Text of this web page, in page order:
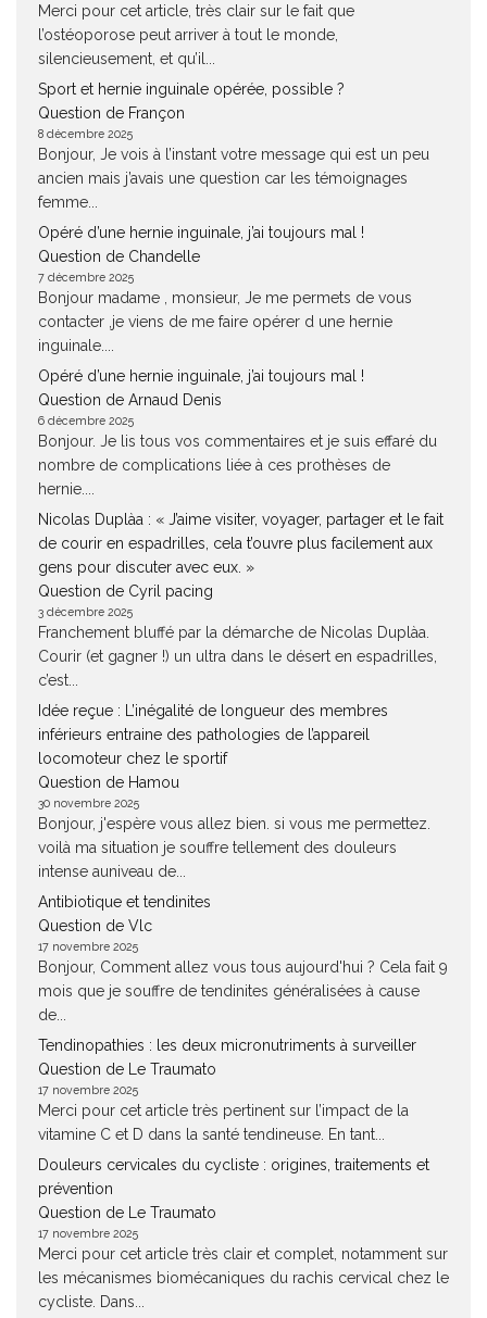
Merci pour cet article, très clair sur le fait que
l’ostéoporose peut arriver à tout le monde,
silencieusement, et qu’il...
Sport et hernie inguinale opérée, possible ?
Question de Françon
8 décembre 2025
Bonjour, Je vois à l’instant votre message qui est un peu
ancien mais j’avais une question car les témoignages
femme...
Opéré d’une hernie inguinale, j’ai toujours mal !
Question de Chandelle
7 décembre 2025
Bonjour madame , monsieur, Je me permets de vous
contacter ,je viens de me faire opérer d une hernie
inguinale....
Opéré d’une hernie inguinale, j’ai toujours mal !
Question de Arnaud Denis
6 décembre 2025
Bonjour. Je lis tous vos commentaires et je suis effaré du
nombre de complications liée à ces prothèses de
hernie....
Nicolas Duplàa : « J’aime visiter, voyager, partager et le fait
de courir en espadrilles, cela t’ouvre plus facilement aux
gens pour discuter avec eux. »
Question de Cyril pacing
3 décembre 2025
Franchement bluffé par la démarche de Nicolas Duplàa.
Courir (et gagner !) un ultra dans le désert en espadrilles,
c’est...
Idée reçue : L’inégalité de longueur des membres
inférieurs entraine des pathologies de l’appareil
locomoteur chez le sportif
Question de Hamou
30 novembre 2025
Bonjour, j'espère vous allez bien. si vous me permettez.
voilà ma situation je souffre tellement des douleurs
intense auniveau de...
Antibiotique et tendinites
Question de Vlc
17 novembre 2025
Bonjour, Comment allez vous tous aujourd'hui ? Cela fait 9
mois que je souffre de tendinites généralisées à cause
de...
Tendinopathies : les deux micronutriments à surveiller
Question de Le Traumato
17 novembre 2025
Merci pour cet article très pertinent sur l’impact de la
vitamine C et D dans la santé tendineuse. En tant...
Douleurs cervicales du cycliste : origines, traitements et
prévention
Question de Le Traumato
17 novembre 2025
Merci pour cet article très clair et complet, notamment sur
les mécanismes biomécaniques du rachis cervical chez le
cycliste. Dans...